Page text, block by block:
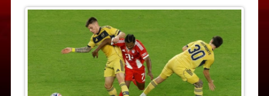
a
l
i
r
c
b
o
s
s
e
n
g
e
p
L
i
n
k
a
l
i
n
F
r
i
e
n
d